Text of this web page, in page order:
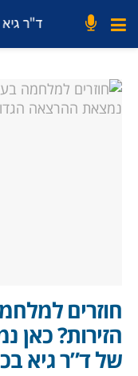
חוזרים
הזירות?
של ד”ר גיא